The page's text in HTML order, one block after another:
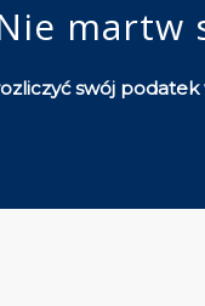
martw
swój